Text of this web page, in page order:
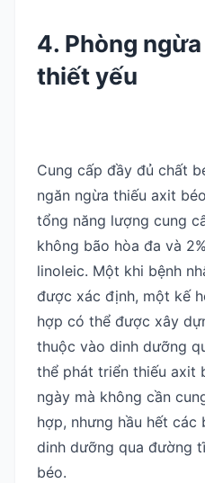
4. Phòng
thiết yếu
Cung cấp đầy đủ chất
ngăn ngừa thiếu axit
tổng năng lượng cung
không bão hòa đa và
linoleic. Một khi bệnh
được xác định, một kế
hợp có thể được xây
thuộc vào dinh dưỡng
thể phát triển thiếu axit
ngày mà không cần
hợp, nhưng hầu hết các
dinh dưỡng qua đường
béo.